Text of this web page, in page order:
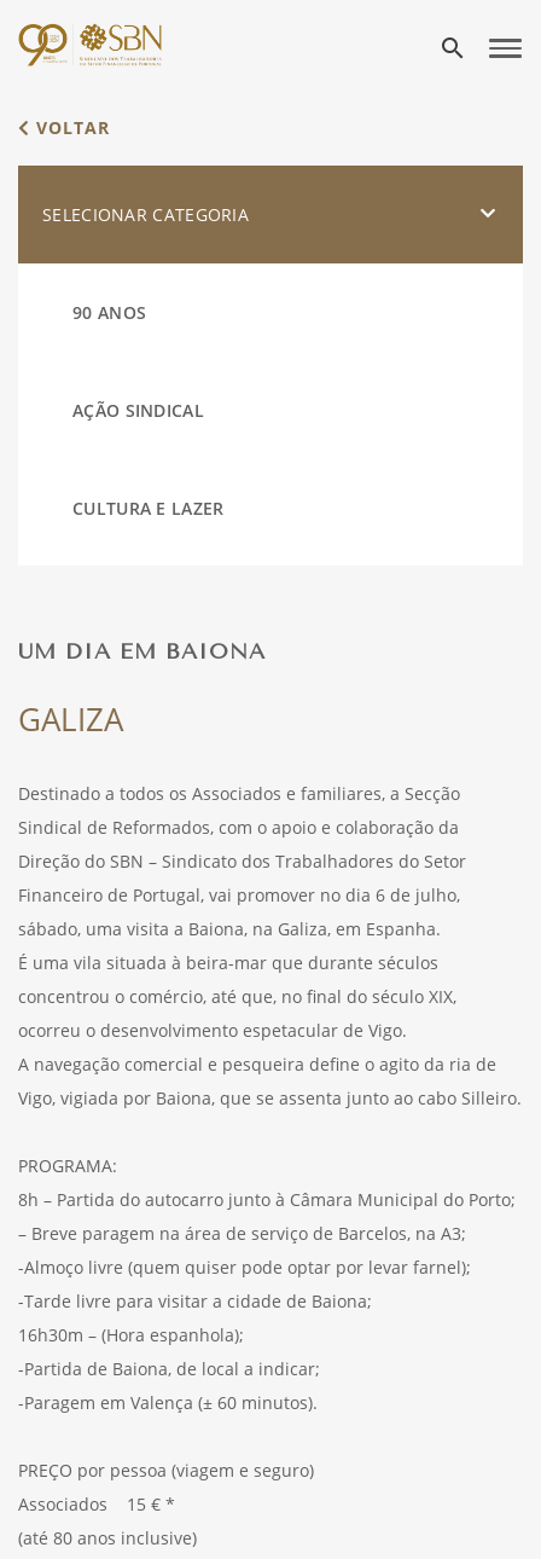
search
VOLTAR
SELECIONAR CATEGORIA
90 ANOS
AÇÃO SINDICAL
CULTURA E LAZER
FÉRIAS
SAÚDE
UM DIA EM BAIONA
GALIZA
Destinado a todos os Associados e familiares, a Secção
Sindical de Reformados, com o apoio e colaboração da
Direção do SBN – Sindicato dos Trabalhadores do Setor
Financeiro de Portugal, vai promover no dia 6 de julho,
sábado, uma visita a Baiona, na Galiza, em Espanha.
É uma vila situada à beira-mar que durante séculos
concentrou o comércio, até que, no final do século XIX,
ocorreu o desenvolvimento espetacular de Vigo.
A navegação comercial e pesqueira define o agito da ria de
Vigo, vigiada por Baiona, que se assenta junto ao cabo Silleiro.
PROGRAMA:
8h – Partida do autocarro junto à Câmara Municipal do Porto;
– Breve paragem na área de serviço de Barcelos, na A3;
-Almoço livre (quem quiser pode optar por levar farnel);
-Tarde livre para visitar a cidade de Baiona;
16h30m – (Hora espanhola);
-Partida de Baiona, de local a indicar;
-Paragem em Valença (± 60 minutos).
PREÇO por pessoa (viagem e seguro)
Associados 15 € *
(até 80 anos inclusive)